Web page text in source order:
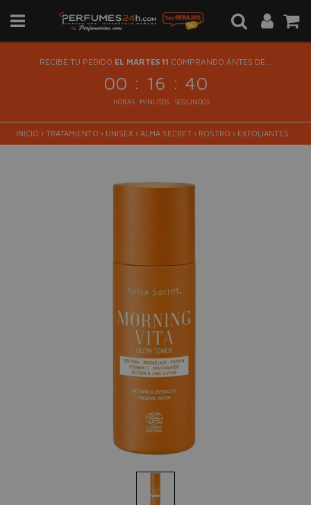
RECIBE TU PEDIDO EL MARTES 11 COMPRANDO ANTES DE...
00 : 16 : 40
HORAS MINUTOS SEGUNDOS
INICIO › TRATAMIENTO › UNISEX › ALMA SECRET › ROSTRO › EXFOLIANTES